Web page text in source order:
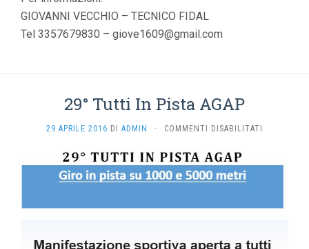
GIOVANNI VECCHIO – TECNICO FIDAL
Tel 3357679830 – giove1609@gmail.com
29° Tutti In Pista AGAP
29 APRILE 2016 DI ADMIN · COMMENTI DISABILITATI
IN